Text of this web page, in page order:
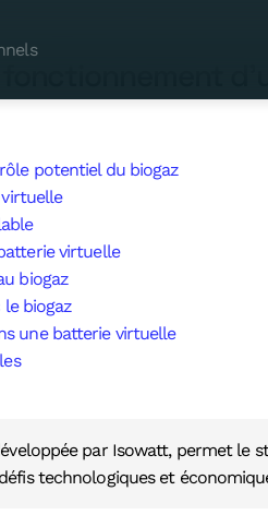
au
potentiel du biogaz
virtuelle
biogaz
le biogaz
une batterie virtuelle
par Isowatt, permet le
technologiques et